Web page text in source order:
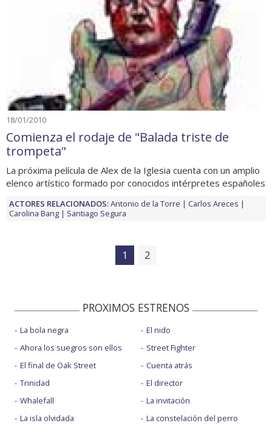
18/01/2010
Comienza el rodaje de "Balada triste de
trompeta"
La próxima película de Alex de la Iglesia cuenta con un amplio
elenco artístico formado por conocidos intérpretes españoles
ACTORES RELACIONADOS:Antonio de la Torre
Carlos Areces
Carolina Bang
Santiago Segura
1 2
PROXIMOS ESTRENOS
La bola negra
Ahora los suegros son ellos
El final de Oak Street
Trinidad
Whalefall
La isla olvidada
El nido
Street Fighter
Cuenta atrás
El director
La invitación
La constelación del perro